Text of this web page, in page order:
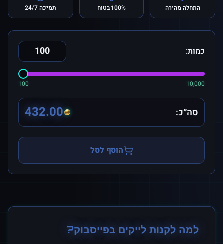
התחלה מהירה 100% בטוח תמיכה 24/7
כמות:
100 10,000
סה״כ: 432.00
הוסף לסל
למה לקנות לייקים בפייסבוק?